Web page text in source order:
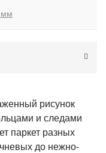
мм
рисунок
и следами
паркет разных
до нежно-